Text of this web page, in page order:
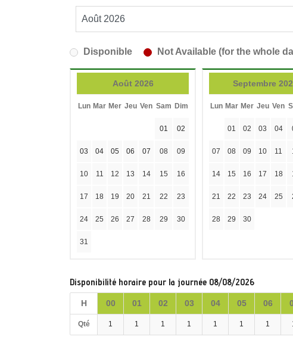
Disponible Not Available (for the whole
Août 2026
Lun Mar Mer Jeu Ven Sam Dim
01 02
03 04 05 06 07 08 09
10 11 12 13 14 15 16
17 18 19 20 21 22 23
24 25 26 27 28 29 30
31
Septembre
Lun Mar Mer Jeu Ven
01 02 03 04
07 08 09 10 11
14 15 16 17 18
21 22 23 24 25
28 29 30
Disponibilité horaire pour la journée 08/08/2026
H 00 01 02 03 04 05 06
Qté 1 1 1 1 1 1 1